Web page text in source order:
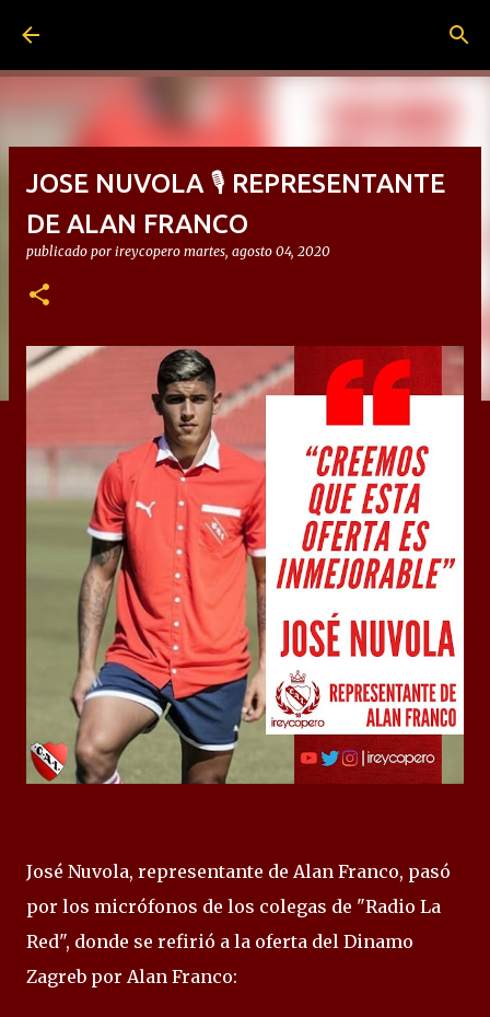
JOSE NUVOLA 🎙 REPRESENTANTE
DE ALAN FRANCO
publicado por ireycopero martes, agosto 04, 2020
José Nuvola, representante de Alan Franco, pasó
por los micrófonos de los colegas de "Radio La
Red", donde se refirió a la oferta del Dinamo
Zagreb por Alan Franco: